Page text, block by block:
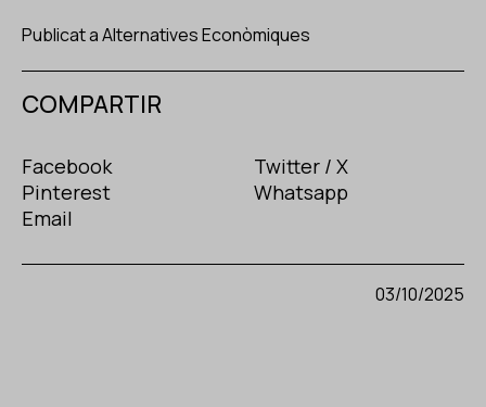
Publicat aAlternatives Econòmiques
COMPARTIR
Facebook
Twitter / X
Pinterest
Whatsapp
Email
03/10/2025